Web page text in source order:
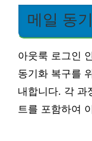
메일 동
아웃룩 로그인
동기화 복구를
내합니다. 각 과
트를 포함하여